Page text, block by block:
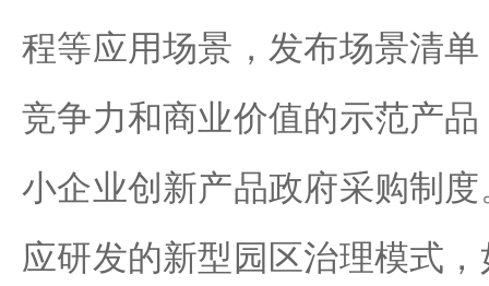
程等应用场景，发布场景清
竞争力和商业价值的示范产
小企业创新产品政府采购制
应研发的新型园区治理模式